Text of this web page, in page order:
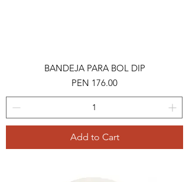
BANDEJA PARA BOL DIP
Price
PEN 176.00
Add to Cart